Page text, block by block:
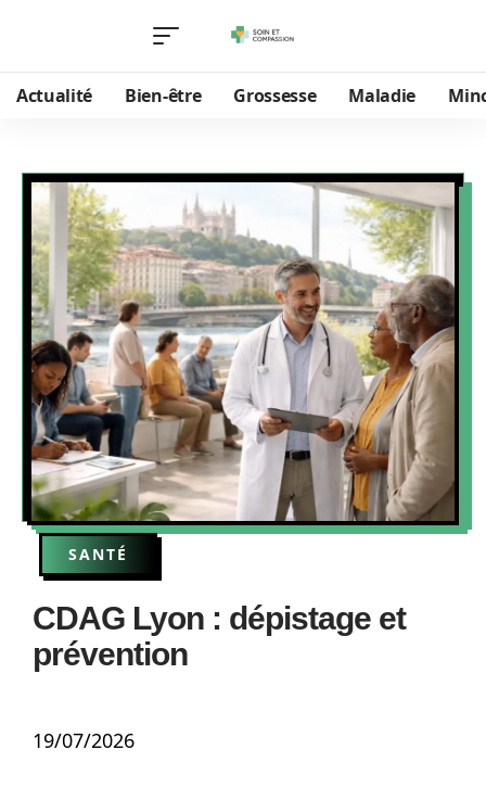
Actualité Bien-être Grossesse Maladie
SANTÉ
CDAG Lyon : dépistage et
prévention
19/07/2026